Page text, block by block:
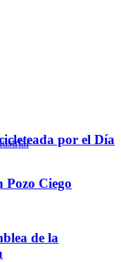
por el Día
Pozo Ciego
de la